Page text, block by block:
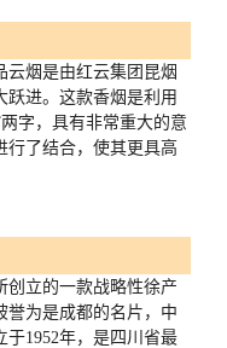
云烟是由红云集团昆烟
跃进。这款香烟是利用
两字，具有非常重大的意
行了结合，使其更具高
创立的一款战略性徐产
誉为是成都的名片，中
于1952年，是四川省最